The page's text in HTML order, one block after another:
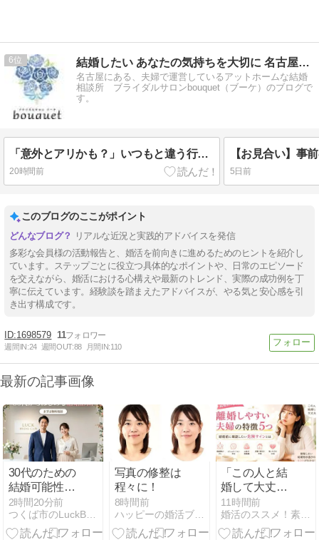
6 結婚したい あなたの気持ちを大切に 名古屋の結婚相談所ブーケ
名古屋にある、夫婦で運営しているアットホームな結婚
相談所 ブライダルサロンbouquet（ブーケ）のブログで
す。
「意外とアリかも？」いつもと違う行動で婚活の流れが変わる！
20時間前 5日前
このブログのここがポイント
リアルな近況と実践的アドバイスを発信
多彩な会員様の活動報告と、婚活を前向きに進めるためのヒントを紹介し
ています。ステップごとに役立つ具体的なポイントや、日常のエピソード
を交えながら、婚活における心構えや最新のトレンド、実際の成功例を丁
寧に伝えています。経験談を踏まえたアドバイスが、やる気と安心感を引
き出す構成です。
1698579 11
週間IN:24 週間OUT:88 月間IN:110
最新の記事画像
30代のための
結婚可能性診
断｜ラックブ
ライダルクラ
ブ
2時間20分前
つくば市のLuckBridalClub（結婚相談所）
写真の修整は
程々に！
8時間前
「この人と結
婚して大丈
夫？」離婚し
やすい夫婦の
特徴5つと結
11時間前
婚活のススメ！素敵な旦那様を見つけるお手伝い。